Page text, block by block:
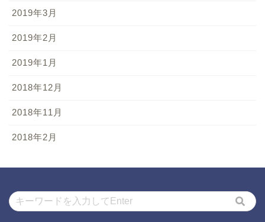
2019年3月
2019年2月
2019年1月
2018年12月
2018年11月
2018年2月